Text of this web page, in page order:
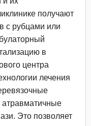
получают
с рубцами или
в
центра
лечения
Это позволяет